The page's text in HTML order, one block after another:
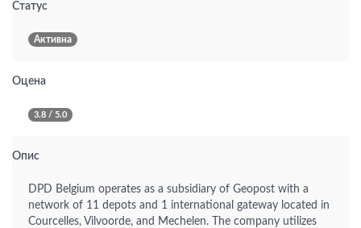
Статус
Активна
Оцена
3.8 / 5.0
Опис
DPD Belgium operates as a subsidiary of Geopost with a
network of 11 depots and 1 international gateway located in
Courcelles, Vilvoorde, and Mechelen. The company utilizes